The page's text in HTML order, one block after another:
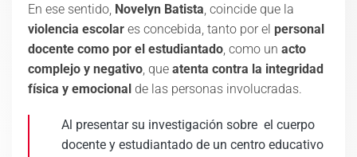
En ese sentido, Novelyn Batista , coincide que la
violencia escolar es concebida, tanto por el personal
docente como por el estudiantado , como un acto
complejo y negativo , que atenta contra la integridad
física y emocional de las personas involucradas.
Al presentar su investigación sobre el cuerpo
docente y estudiantado de un centro educativo